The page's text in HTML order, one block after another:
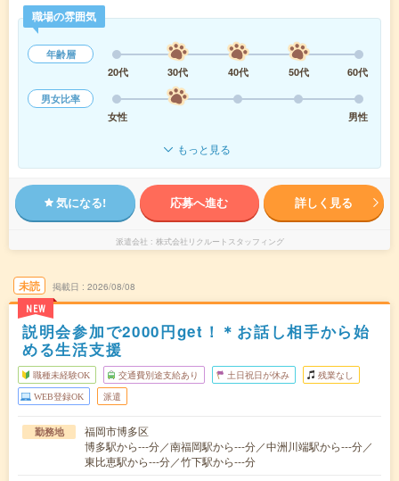
職場の雰囲気
年齢層
20代
30代 40代 50代
60代
男女比率
女性
男性
もっと見る
気になる! 応募へ進む 詳しく見る
派遣会社 株式会社リクルートスタッフィング
未読
NEW
掲載日 2026/08/08
説明会参加で2000円get！＊お話し相手から始
める生活支援
職種未経験OK 交通費別途支給あり 土日祝日が休み 残業なし
WEB登録OK 派遣
勤務地
福岡市博多区
博多駅から---分／南福岡駅から---分／中洲川端駅から---分／
東比恵駅から---分／竹下駅から---分